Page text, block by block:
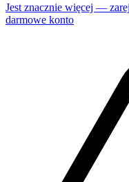
Jest znacznie więcej —
darmowe konto